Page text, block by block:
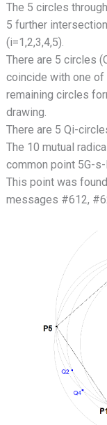
The 5 circles
5 further
(i=1,2,3,4,5).
There are 5 circles
coincide with one
remaining circles
drawing.
There are 5 Qi-
The 10 mutual
common point 5G-s-
This point was
messages #612,